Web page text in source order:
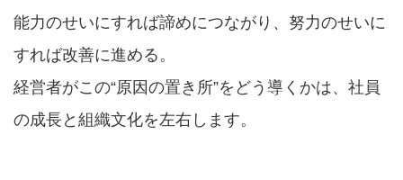
能力のせいにすれば諦めにつながり、努力のせいに
すれば改善に進める。
経営者がこの“原因の置き所”をどう導くかは、社員
の成長と組織文化を左右します。